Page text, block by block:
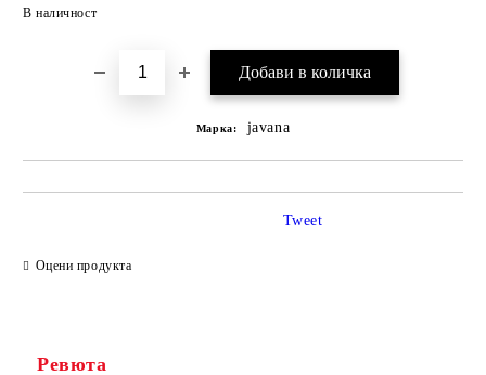
В наличност
Марка: javana
Оцени продукта
Tweet
Ревюта